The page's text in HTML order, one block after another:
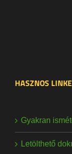
HASZNOS
Gyakran
Letölthető